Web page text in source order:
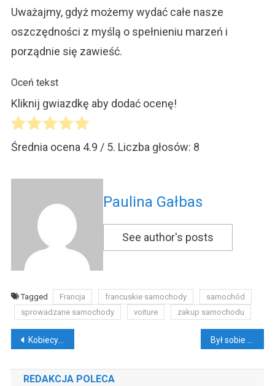
Uważajmy, gdyż możemy wydać całe nasze
oszczędności z myślą o spełnieniu marzeń i
porządnie się zawieść.
Oceń tekst
Kliknij gwiazdkę aby dodać ocenę!
Średnia ocena 4.9 / 5. Liczba głosów: 8
Paulina Gałbas
See author's posts
Tagged Francja francuskie samochody
samochód
sprowadzane samochody
voiture zakup samochodu
Nawigacja
wpisu
Kobiecy samochód – czym kierujemy się przy zakupie? Był sobie piłkarz – z tygodnika do książki
REDAKCJA POLECA